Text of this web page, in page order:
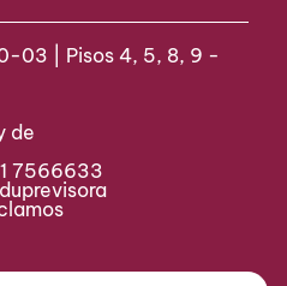
03 | Pisos 4, 5, 8, 9 -
de
7566633